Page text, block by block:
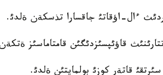
ءال-اؤقاتئ جاقسارا تذسكةن ةلدئ.
قاؤئپسئزدئگئن قامتاماسئز
قاتةر كوزئ بولمايتئن ةلدئ.